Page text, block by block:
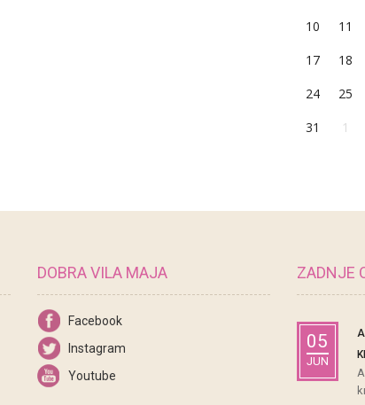
10
11
17
18
24
25
31
1
DOBRA VILA MAJA
Facebook
Instagram
Youtube
ZADNJE
05
JUN